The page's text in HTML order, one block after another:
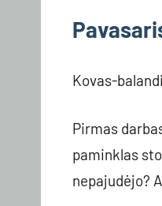
Kovas-
Pirmas
paminklas
nepajudėjo?